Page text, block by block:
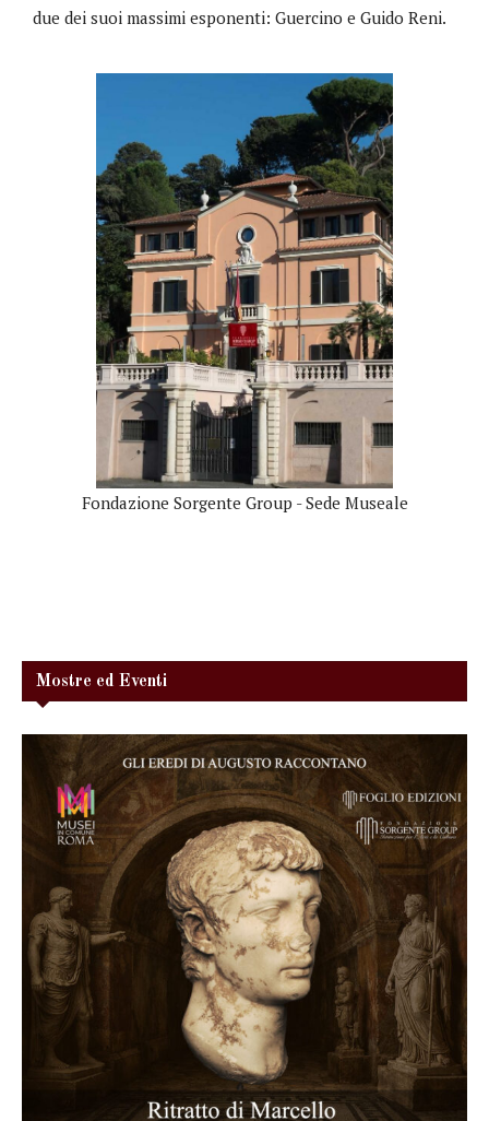
due dei suoi massimi esponenti: Guercino e Guido Reni.
Fondazione Sorgente Group - Sede Museale
Mostre ed Eventi